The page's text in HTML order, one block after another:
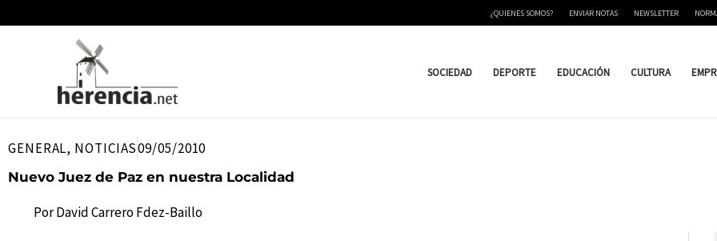
¿QUIENES SOMOS? ENVIAR NOTAS NEWSLETTER
SOCIEDAD DEPORTE EDUCACIÓN CULTURA
GENERAL, NOTICIAS09/05/2010
Nuevo Juez de Paz en nuestra Localidad
PorDavid Carrero Fdez-Baillo